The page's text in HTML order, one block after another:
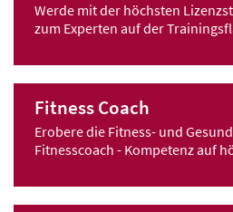
Werde mit der höchsten
zum Experten auf der
Fitness Coach
Erobere die Fitness- und
Fitnesscoach - Kompetenz auf